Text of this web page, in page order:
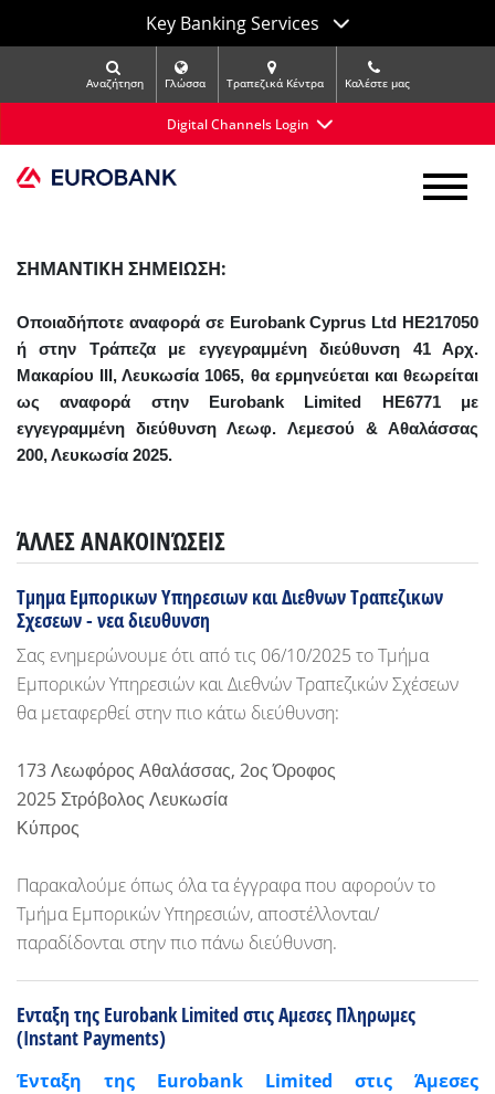
Key Banking Services
Αναζήτηση Γλώσσα Τραπεζικά Κέντρα Kαλέστε μας
Digital Channels Login
ΣΗΜΑΝΤΙΚΗ ΣΗΜΕΙΩΣΗ:
Οποιαδήποτε αναφορά σε EurobankCyprus Ltd
HE217050
ή στην Τράπεζα με εγγεγραμμένη διεύθυνση 41 Αρχ.
Μακαρίου ΙΙΙ, Λευκωσία 1065, θα ερμηνεύεται και θεωρείται
ως αναφορά στην
Eurobank Limited
HE6771 με
εγγεγραμμένη διεύθυνση Λεωφ. Λεμεσού & Αθαλάσσας
200, Λευκωσία 2025.
ΆΛΛΕΣ ΑΝΑΚΟΙΝΏΣΕΙΣ
Τμημα Εμπορικων Υπηρεσιων και Διεθνων Τραπεζικων
Σχεσεων - νεα διευθυνση
Σας ενημερώνουμε ότι από τις 06/10/2025 το Τμήμα
Εμπορικών Υπηρεσιών και Διεθνών Τραπεζικών Σχέσεων
θα μεταφερθεί στην πιο κάτω διεύθυνση:
173 Λεωφόρος Αθαλάσσας, 2ος Όροφος
2025 Στρόβολος Λευκωσία
Κύπρος
Παρακαλούμε όπως όλα τα έγγραφα που αφορούν το
Τμήμα Εμπορικών Υπηρεσιών, αποστέλλονται/
παραδίδονται στην πιο πάνω διεύθυνση.
Ενταξη της Eurobank Limited στις Αμεσες Πληρωμες
(Instant Payments)
Ένταξη της Eurobank Limited στις Άμεσες